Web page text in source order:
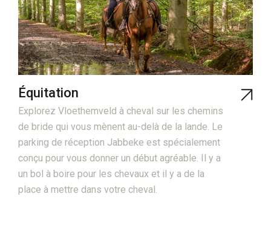
Équitation
Explorez Vloethemveld à cheval sur les chemins
de bride qui vous mènent au-delà de la lande. Le
parking de réception Jabbeke est spécialement
conçu pour vous donner un début agréable. Il y a
un bol à boire pour les chevaux et il y a de la
place à mettre dans votre cheval.